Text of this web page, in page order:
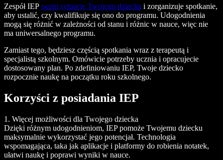
Zespół IEP oceni sytuację Twojego dziecka i zorganizuje spotkanie,
aby ustalić, czy kwalifikuje się ono do programu. Udogodnienia
mogą się różnić w zależności od stanu i różnic w nauce, więc nie
ma uniwersalnego programu.
Zamiast tego, będziesz częścią spotkania wraz z terapeutą i
specjalistą szkolnym. Omówicie potrzeby ucznia i opracujecie
dostosowany plan. Po zdefiniowaniu IEP, Twoje dziecko
rozpocznie naukę na początku roku szkolnego.
Korzyści z posiadania IEP
1. Więcej możliwości dla Twojego dziecka
Dzięki różnym udogodnieniom, IEP pomoże Twojemu dziecku
maksymalnie wykorzystać jego potencjał. Technologia
wspomagająca, taka jak aplikacje i platformy do robienia notatek,
ułatwi naukę i poprawi wyniki w nauce.